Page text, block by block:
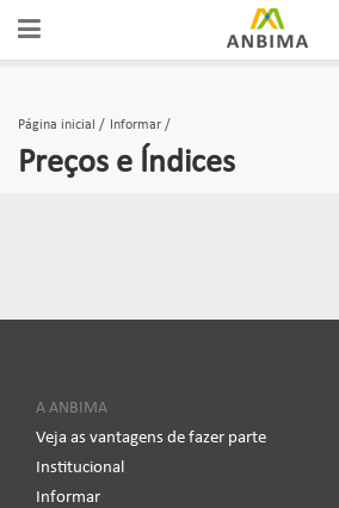
Página inicial Informar
Preços e Índices
A ANBIMA
Veja as vantagens de fazer parte
Institucional
Informar